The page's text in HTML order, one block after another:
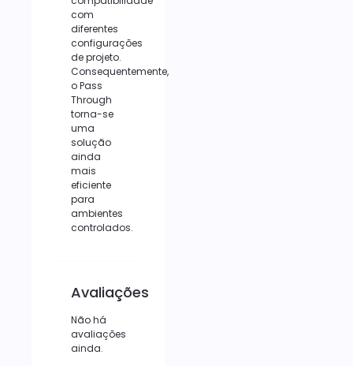
com
diferentes
configurações
de projeto.
Consequentemente,
o Pass
Through
torna-se
uma
solução
ainda
mais
eficiente
para
ambientes
controlados.
Avaliações
Não há
avaliações
ainda.